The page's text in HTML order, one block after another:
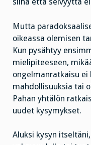
Mutta
oikeassa olemisen
Kun pysähtyy
mielipiteeseen,
ongelmanratkaisu ei
mahdollisuuksia tai
Pahan yhtälön
uudet kysymykset.
Aluksi kysyn